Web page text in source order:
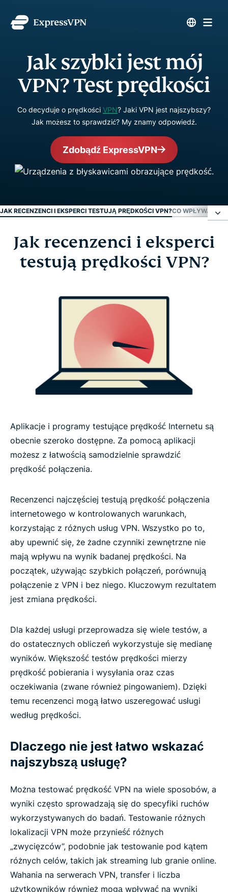
Jak szybki jest mój
VPN? Test prędkości
Co decyduje o prędkości VPN? Jaki VPN jest najszybszy?
Jak możesz to sprawdzić? My znamy odpowiedź.
Zdobądź ExpressVPN
JAK RECENZENCI I EKSPERCI TESTUJĄ PRĘDKOŚCI VPN?CO WPŁYWA NA
Jak recenzenci i eksperci testują prędkości VPN?
Co wpływa na prędkość Internetu?
Jak zwiększyć prędkość Internetu
FAQ: o prędkości VPN
Co o ExpressVPN mówią nasi użytkownicy
Dowiedz się więcej o używaniu VPN
Jak recenzenci i eksperci
testują prędkości VPN?
Aplikacje i programy testujące prędkość Internetu są
obecnie szeroko dostępne. Za pomocą aplikacji
możesz z łatwością samodzielnie sprawdzić
prędkość połączenia.
Recenzenci najczęściej testują prędkość połączenia
internetowego w kontrolowanych warunkach,
korzystając z różnych usług VPN. Wszystko po to,
aby upewnić się, że żadne czynniki zewnętrzne nie
mają wpływu na wynik badanej prędkości. Na
początek, używając szybkich połączeń, porównują
połączenie z VPN i bez niego. Kluczowym rezultatem
jest zmiana prędkości.
Dla każdej usługi przeprowadza się wiele testów, a
do ostatecznych obliczeń wykorzystuje się medianę
wyników. Większość testów prędkości mierzy
prędkość pobierania i wysyłania oraz czas
oczekiwania (zwane również pingowaniem). Dzięki
temu recenzenci mogą łatwo uszeregować usługi
według prędkości.
Dlaczego nie jest łatwo wskazać
najszybszą usługę?
Można testować prędkość VPN na wiele sposobów, a
wyniki często sprowadzają się do specyfiki ruchów
wykorzystywanych do badań. Testowanie różnych
lokalizacji VPN może przynieść różnych
„zwycięzców”, podobnie jak testowanie pod kątem
różnych celów, takich jak streaming lub granie online.
Wahania na serwerach VPN, transfer i liczba
użytkowników również mogą wpływać na wyniki